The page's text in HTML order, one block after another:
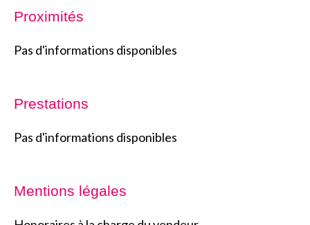
Proximités
Pas d'informations disponibles
Prestations
Pas d'informations disponibles
Mentions légales